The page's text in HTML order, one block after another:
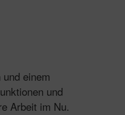
einem
und
Arbeit im Nu.